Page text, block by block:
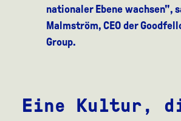
nationaler Ebene wachsen",
Malmström, CEO der
Group.
Eine Kultur,